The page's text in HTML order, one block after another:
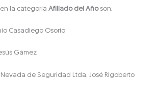
en la categoríaAfiliado del Añoson:
Osorio
Gámez
de Seguridad Ltda, José Rigoberto